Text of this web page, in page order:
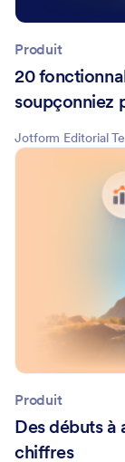
Produit
20
soupçonniez
Jotform Editorial
Produit
Des débuts
chiffres